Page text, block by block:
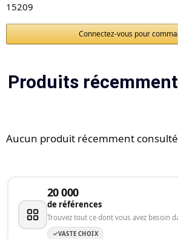
15209
Connectez-vous pour
Produits
Aucun produit récemment
20 000
de références
Trouvez tout ce dont vous avez besoin
VASTE CHOIX